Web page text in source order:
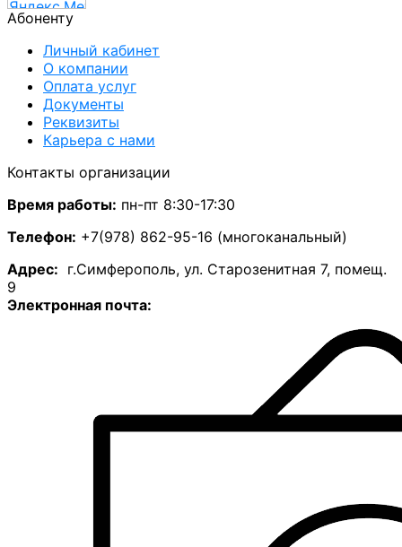
Абоненту
Личный кабинет
О компании
Оплата услуг
Документы
Реквизиты
Карьера с нами
Контакты организации
Время работы: пн-пт 8:30-17:30
Телефон: +7(978) 862-95-16 (многоканальный)
Адрес: г.Симферополь, ул. Старозенитная 7, помещ.
9
Электронная почта: